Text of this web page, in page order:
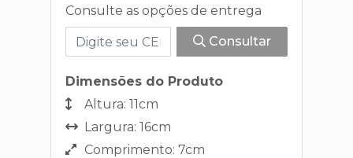
Consulte as opções de entrega
Consultar
Dimensões do Produto
Altura: 11cm
Largura: 16cm
Comprimento: 7cm